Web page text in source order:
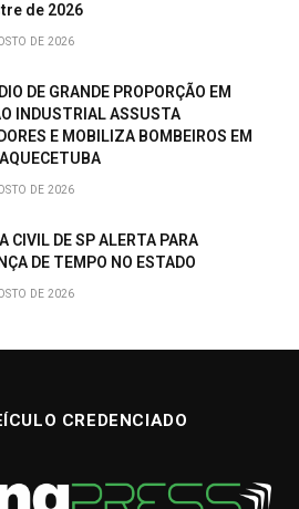
de 2026
DE 2026
DE GRANDE PROPORÇÃO EM
INDUSTRIAL ASSUSTA
E MOBILIZA BOMBEIROS EM
DE 2026
CIVIL DE SP ALERTA PARA
DE TEMPO NO ESTADO
DE 2026
CREDENCIADO